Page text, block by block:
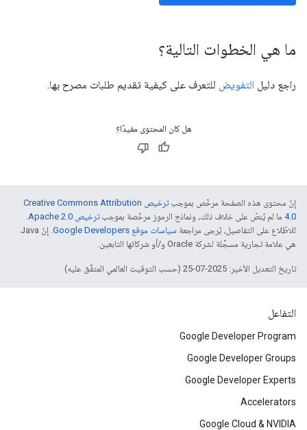
ما هي الخطوات التالية؟
راجع دليل التفويض للتعرف على كيفية تقديم طلبات مصرح بها.
هل كان المحتوى مفيدًا؟
إنّ محتوى هذه الصفحة مرخّص بموجب
ترخيص Creative Commons Attribution
4.0‏ ما لم يُنصّ على خلاف ذلك، ونماذج الرموز مرخّصة بموجبترخيص Apache 2.0‏
.
للاطّلاع على التفاصيل، يُرجى مراجعة سياسات موقع Google Developers‏
. إنّ Java
هي علامة تجارية مسجَّلة لشركة Oracle و/أو شركائها التابعين.
تاريخ التعديل الأخير: 2025-07-25 (حسب التوقيت العالمي المتفَّق عليه)
التفاعل
Google Developer Program
Google Developer Groups
Google Developer Experts
Accelerators
Google Cloud & NVIDIA